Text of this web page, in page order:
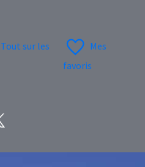
Tout sur les
Mes
favoris